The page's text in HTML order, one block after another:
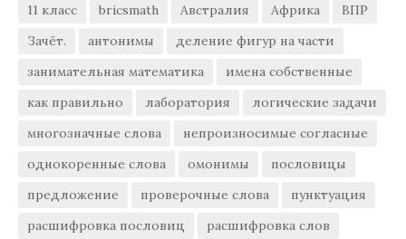
11 класс
bricsmath Австралия Африка
ВПР
Зачёт.
антонимы
деление фигур на части
занимательная математика
имена собственные
как правильно
лаборатория
логические задачи
многозначные слова
непроизносимые согласные
однокоренные слова
омонимы
пословицы
предложение
проверочные слова
пунктуация
расшифровка пословиц
расшифровка слов